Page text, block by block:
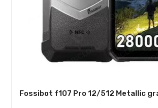
Fossibot f107 Pro 12/512 Metallic